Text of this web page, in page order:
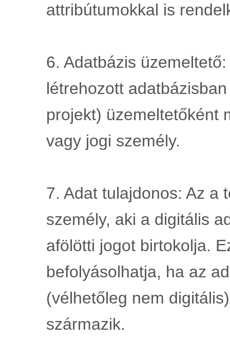
attribútumokkal is
6. Adatbázis
létrehozott
projekt) üzemeltetőként
vagy jogi személy.
7. Adat tulajdonos: Az a
személy, aki a digitális
afölötti jogot birtokolja.
befolyásolhatja, ha az
(vélhetőleg nem
származik.